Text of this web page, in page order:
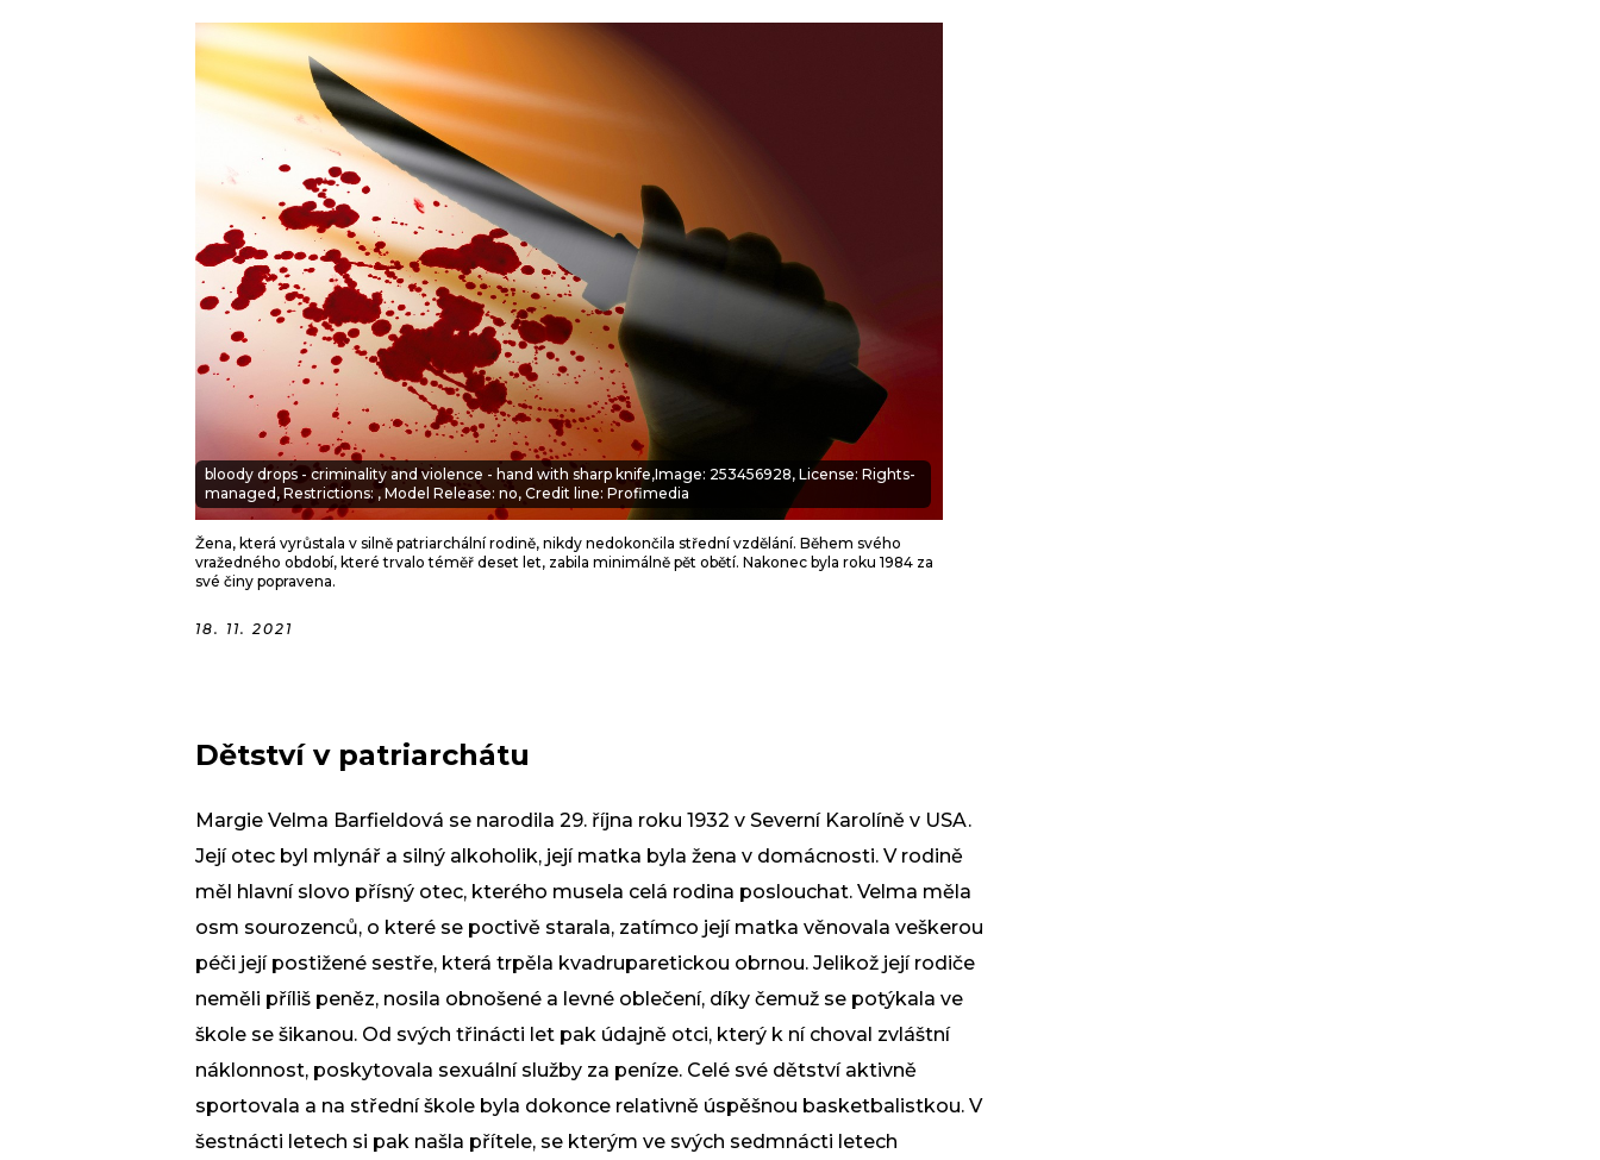
JAK NALADIT
RÁDIO
APLIKACE
PROGRAM
PLAYLIST
JAK NALADIT
SOUTĚŽE
bloody drops - criminality and violence - hand with sharp knife,Image: 253456928, License: Rights-
managed, Restrictions: , Model Release: no, Credit line: Profimedia
Žena, která vyrůstala v silně patriarchální rodině, nikdy nedokončila střední vzdělání. Během svého
vražedného období, které trvalo téměř deset let, zabila minimálně pět obětí. Nakonec byla roku 1984 za
své činy popravena.
18. 11. 2021
Dětství v patriarchátu
Margie Velma Barfieldová se narodila 29. října roku 1932 v Severní Karolíně v USA.
Její otec byl mlynář a silný alkoholik, její matka byla žena v domácnosti. V rodině
měl hlavní slovo přísný otec, kterého musela celá rodina poslouchat. Velma měla
osm sourozenců, o které se poctivě starala, zatímco její matka věnovala veškerou
péči její postižené sestře, která trpěla kvadruparetickou obrnou. Jelikož její rodiče
neměli příliš peněz, nosila obnošené a levné oblečení, díky čemuž se potýkala ve
škole se šikanou. Od svých třinácti let pak údajně otci, který k ní choval zvláštní
náklonnost, poskytovala sexuální služby za peníze. Celé své dětství aktivně
sportovala a na střední škole byla dokonce relativně úspěšnou basketbalistkou. V
šestnácti letech si pak našla přítele, se kterým ve svých sedmnácti letech